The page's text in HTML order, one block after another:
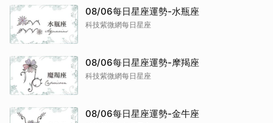
08/06每日星座運勢-水瓶座
科技紫微網每日星座
08/06每日星座運勢-摩羯座
科技紫微網每日星座
08/06每日星座運勢-金牛座